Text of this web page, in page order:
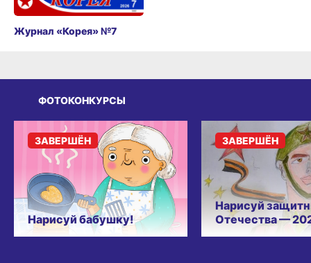
Журнал «Корея» №7
ФОТОКОНКУРСЫ
Нарисуй бабушку!
ЗАВЕРШЁН
Нарисуй
Отечества —
ЗАВЕРШЁН